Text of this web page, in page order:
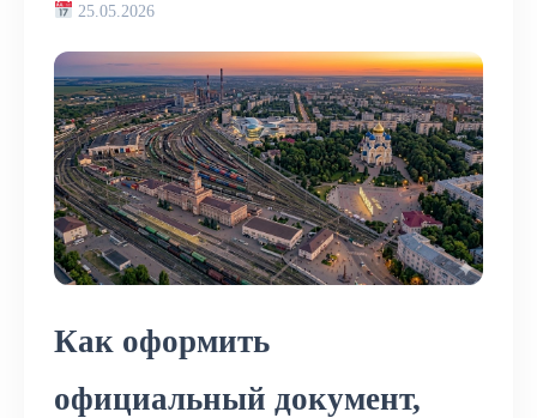
25.05.2026
Как оформить
официальный документ,